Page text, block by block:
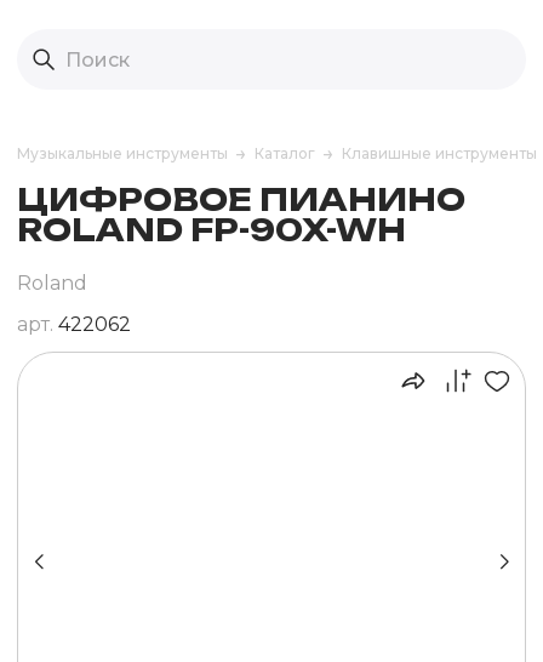
Музыкальные инструменты Каталог Клавишные инструменты
ЦИФРОВОЕ ПИАНИНО
ROLAND FP-90X-WH
Roland
арт. 422062